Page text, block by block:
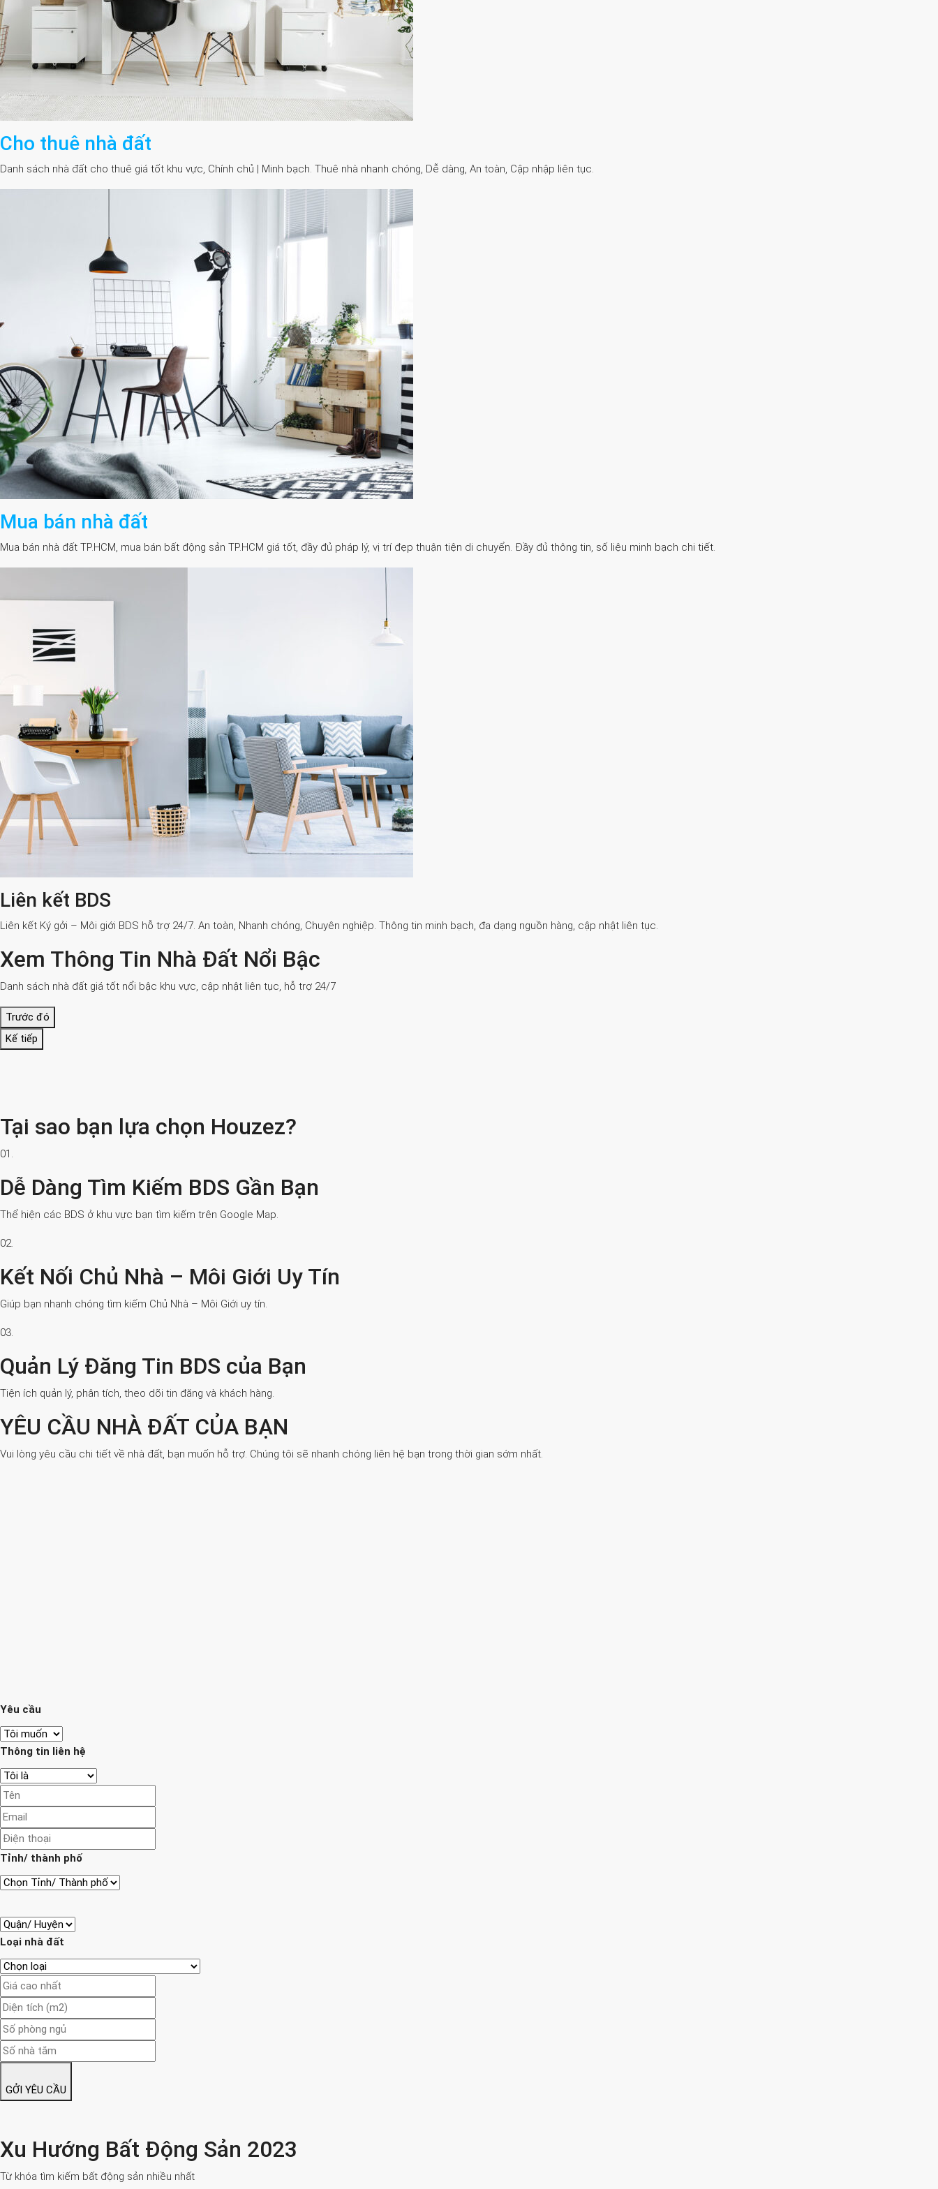
Cho thuê nhà đất
Danh sách nhà đất cho thuê giá tốt khu vực, Chính chủ | Minh bạch. Thuê nhà nhanh chóng, Dễ dàng, An toàn, Cập nhập liên tục.
Mua bán nhà đất
Mua bán nhà đất TP.HCM, mua bán bất động sản TP.HCM giá tốt, đầy đủ pháp lý, vị trí đẹp thuận tiện di chuyển. Đầy đủ thông tin, số liệu minh bạch chi tiết.
Liên kết BDS
Liên kết Ký gởi – Môi giới BDS hỗ trợ 24/7. An toàn, Nhanh chóng, Chuyên nghiệp. Thông tin minh bạch, đa dạng nguồn hàng, cập nhật liên tục.
Xem Thông Tin Nhà Đất Nổi Bậc
Danh sách nhà đất giá tốt nổi bậc khu vực, cập nhật liên tục, hỗ trợ 24/7
Trước đó
Kế tiếp
Tại sao bạn lựa chọn Houzez?
01.
Dễ Dàng Tìm Kiếm BDS Gần Bạn
Thể hiện các BDS ở khu vực bạn tìm kiếm trên Google Map.
02.
Kết Nối Chủ Nhà – Môi Giới Uy Tín
Giúp bạn nhanh chóng tìm kiếm Chủ Nhà – Môi Giới uy tín.
03.
Quản Lý Đăng Tin BDS của Bạn
Tiện ích quản lý, phân tích, theo dõi tin đăng và khách hàng.
YÊU CẦU NHÀ ĐẤT CỦA BẠN
Vui lòng yêu cầu chi tiết về nhà đất, bạn muốn hỗ trợ. Chúng tôi sẽ nhanh chóng liên hệ bạn trong thời gian sớm nhất.
Yêu cầu
Thông tin liên hệ
Tỉnh/ thành phố
Loại nhà đất
GỞI YÊU CẦU
Xu Hướng Bất Động Sản 2023
Từ khóa tìm kiếm bất động sản nhiều nhất